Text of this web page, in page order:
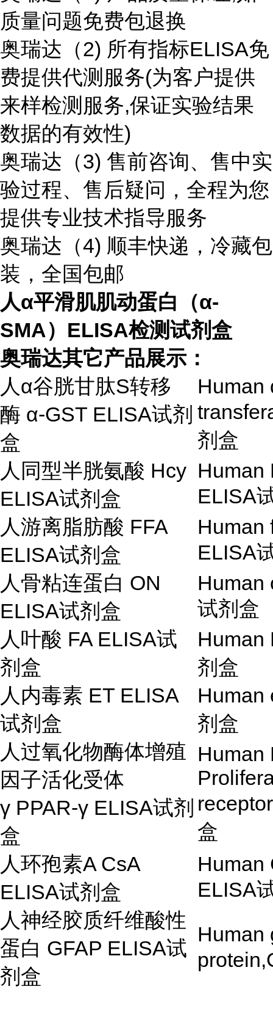
质量问题免费包退换
奥瑞达（2) 所有指标ELISA免
费提供代测服务(为客户提供
来样检测服务,保证实验结果
数据的有效性)
奥瑞达（3) 售前咨询、售中实
验过程、售后疑问，全程为您
提供专业技术指导服务
奥瑞达（4) 顺丰快递，冷藏包
装，全国包邮
人α平滑肌肌动蛋白（α-
SMA）ELISA检测试剂盒
奥瑞达其它产品展示：
人α谷胱甘肽S转移
酶 α-GST ELISA试剂
盒
Human
剂盒
人同型半胱氨酸 Hcy
ELISA试剂盒
Human
ELISA
人游离脂肪酸 FFA
ELISA试剂盒
Human
ELISA
人骨粘连蛋白 ON
ELISA试剂盒
Human
试剂盒
人叶酸 FA ELISA试
剂盒
Human
剂盒
人内毒素 ET ELISA
试剂盒
Human
剂盒
人过氧化物酶体增殖
因子活化受体
γ PPAR-γ ELISA试剂
盒
Human
receptor
盒
人环孢素A CsA
ELISA试剂盒
Human
ELISA
人神经胶质纤维酸性
蛋白 GFAP ELISA试
剂盒
Human